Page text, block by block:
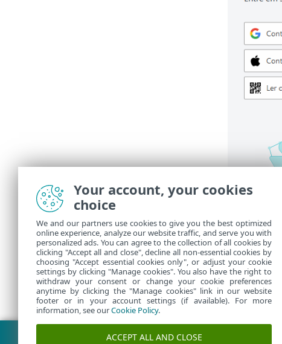
Your account, your cookies
choice
We and our partners use cookies to give you the best optimized
online experience, analyze our website traffic, and serve you with
personalized ads. You can agree to the collection of all cookies by
clicking "Accept all and close", decline all non-essential cookies by
choosing "Accept essential cookies only", or adjust your cookie
settings by clicking "Manage cookies". You also have the right to
withdraw your consent or change your cookie preferences
anytime by clicking the "Manage cookies" link in our website
footer or in your account settings (if available). For more
information, see ourCookie Policy.
ACCEPT ALL AND CLOSE